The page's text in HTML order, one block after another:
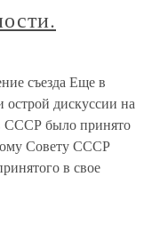
съезда Еще в
дискуссии на
СССР было принято
Совету СССР
в свое